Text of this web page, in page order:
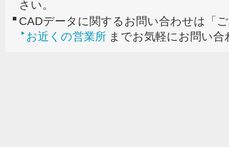
さい。
CADデータに関するお問い合わせは「
お近くの営業所 までお気軽にお問い